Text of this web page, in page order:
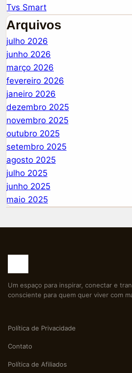
Tvs Smart
Arquivos
julho 2026
junho 2026
março 2026
fevereiro 2026
janeiro 2026
dezembro 2025
novembro 2025
outubro 2025
setembro 2025
agosto 2025
julho 2025
junho 2025
maio 2025
Um espaço para inspirar, conectar e
consciente para quem quer viver com
Política de Privacidade
Contato
Política de Afiliados